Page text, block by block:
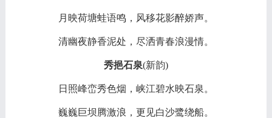
月映荷塘蛙语鸣，风移花影醉娇声。
清幽夜静香泥处，尽洒青春浪漫情。
秀挹石泉(新韵)
日照峰峦秀色烟，峡江碧水映石泉。
巍巍巨坝腾激浪，更见白沙鹭绕船。